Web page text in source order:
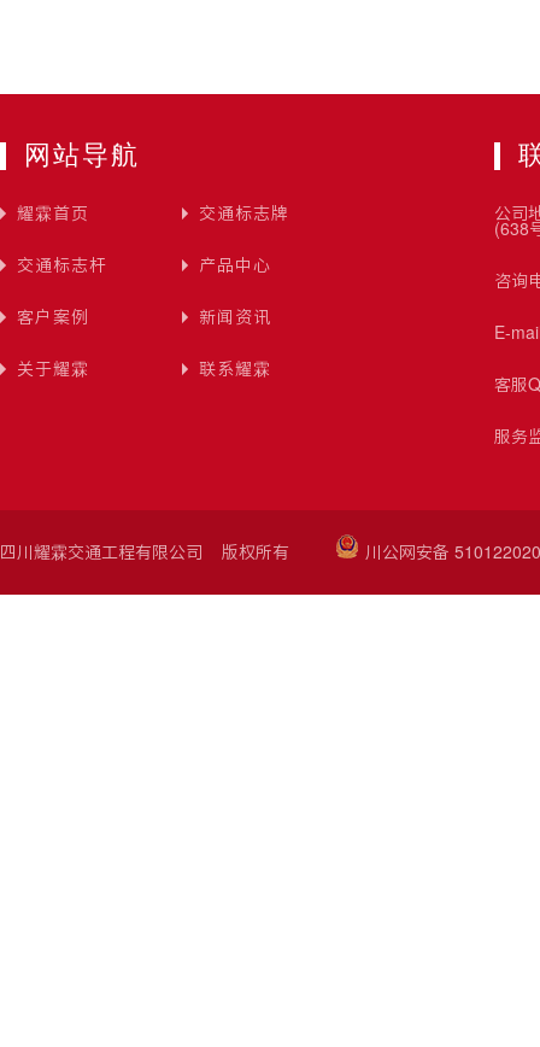
网站导航
耀霖首页 交通标志牌
交通标志杆 产品中心
客户案例 新闻资讯
关于耀霖 联系耀霖
公司
(638
咨询
E-
客服
服务
四川耀霖交通工程有限公司 版权所有 川公网安备